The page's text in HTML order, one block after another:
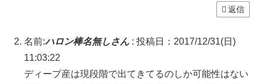
返信
名前:ハロン棒名無しさん : 投稿日：2017/12/31(日)
11:03:22
ディープ産は現段階で出てきてるのしか可能性はない